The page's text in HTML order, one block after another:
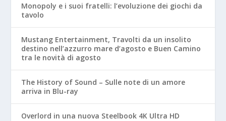
Monopoly e i suoi fratelli: l’evoluzione dei giochi da
tavolo
Mustang Entertainment, Travolti da un insolito
destino nell’azzurro mare d’agosto e Buen Camino
tra le novità di agosto
The History of Sound – Sulle note di un amore
arriva in Blu-ray
Overlord in una nuova Steelbook 4K Ultra HD